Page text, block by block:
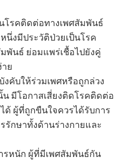
โรคติดต่อทางเพศสัมพันธ์
นึ่งมีประวัติป่วยเป็นโรค
พันธ์ ย่อมแพร่เชื้อไปยังคู่
ย
คับให้ร่วมเพศหรือถูกล่วง
น มีโอกาสเสี่ยงติดโรคติดต่อ
ด้ ผู้ที่ถูกขืนใจควรได้รับการ
รักษาทั้งด้านร่างกายและ
รหนัก ผู้ที่มีเพศสัมพันธ์กัน